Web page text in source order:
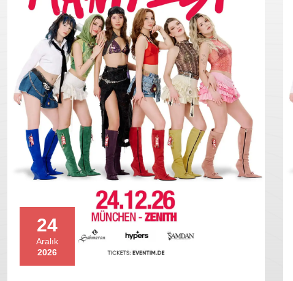
24
Aralık
2026